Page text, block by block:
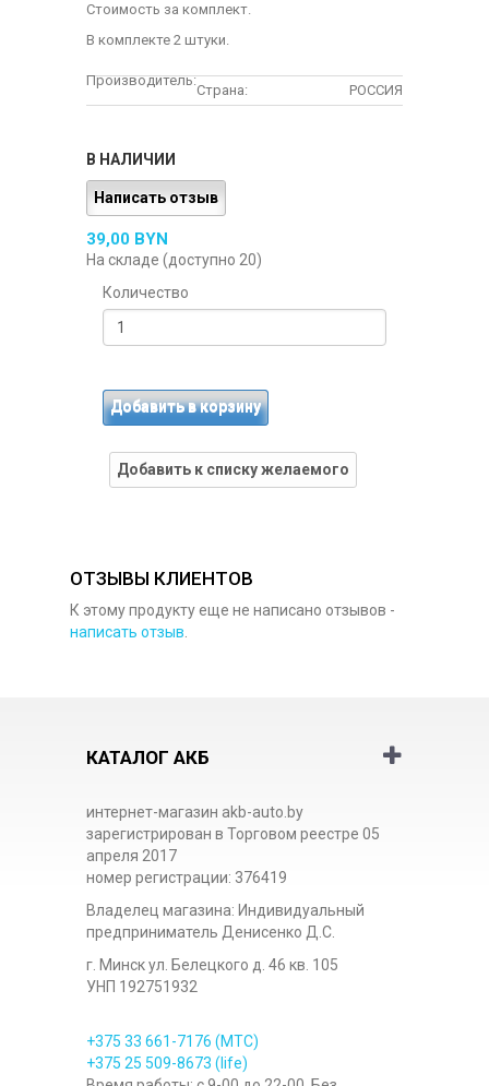
Стоимость за комплект.
В комплекте 2 штуки.
Производитель:
Страна: РОССИЯ
В НАЛИЧИИ
Написать отзыв
39,00 BYN
На складе (доступно 20)
Количество
Добавить в корзину
Добавить к списку желаемого
ОТЗЫВЫ КЛИЕНТОВ
К этому продукту еще не написано отзывов -
написать отзыв.
КАТАЛОГ АКБ
интернет-магазин akb-auto.by
зарегистрирован в Торговом реестре 05
апреля 2017
номер регистрации: 376419
Владелец магазина: Индивидуальный
предприниматель Денисенко Д.С.
г. Минск ул. Белецкого д. 46 кв. 105
УНП 192751932
+375 33 661-7176 (МТС)
+375 25 509-8673 (life)